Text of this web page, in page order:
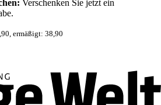
Verschenken Sie jetzt ein
ermäßigt: 38,90